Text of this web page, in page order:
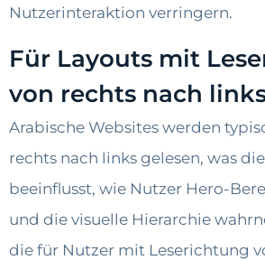
Nutzerinteraktion verringern.
Für Layouts mit
von rechts nach
Arabische Websites werden
rechts nach links gelesen, was
beeinflusst, wie Nutzer Hero-
und die visuelle Hierarchie
die für Nutzer mit Leserichtung